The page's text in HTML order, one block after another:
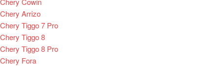
Chery Arrizo
Chery Tiggo 7 Pro
Chery Tiggo 8
Chery Tiggo 8 Pro
Chery Fora